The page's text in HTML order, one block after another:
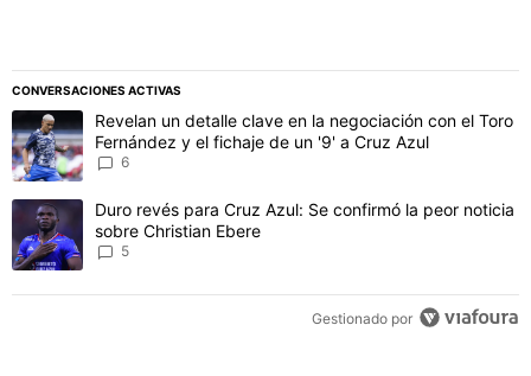
CONVERSACIONES ACTIVAS
Este listado muestra los artículos con más comentarios en los
Un artículo de tendencia con el título "Revelan un detalle clave
Revelan un detalle clave en la negociación con el Toro
Fernández y el fichaje de un '9' a Cruz Azul
6
Un artículo de tendencia con el título "Duro revés para Cruz Azul:
Duro revés para Cruz Azul: Se confirmó la peor noticia
sobre Christian Ebere
5
Gestionado por